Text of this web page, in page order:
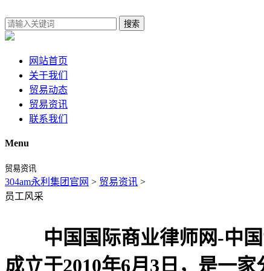
搜索
网站首页
关于我们
贸易动态
贸易资讯
联系我们
Menu
贸易资讯
304am永利集团官网 > 贸易资讯 >
员工风采
中国国际商业律师网-中国
成立于2010年6月3日，是一